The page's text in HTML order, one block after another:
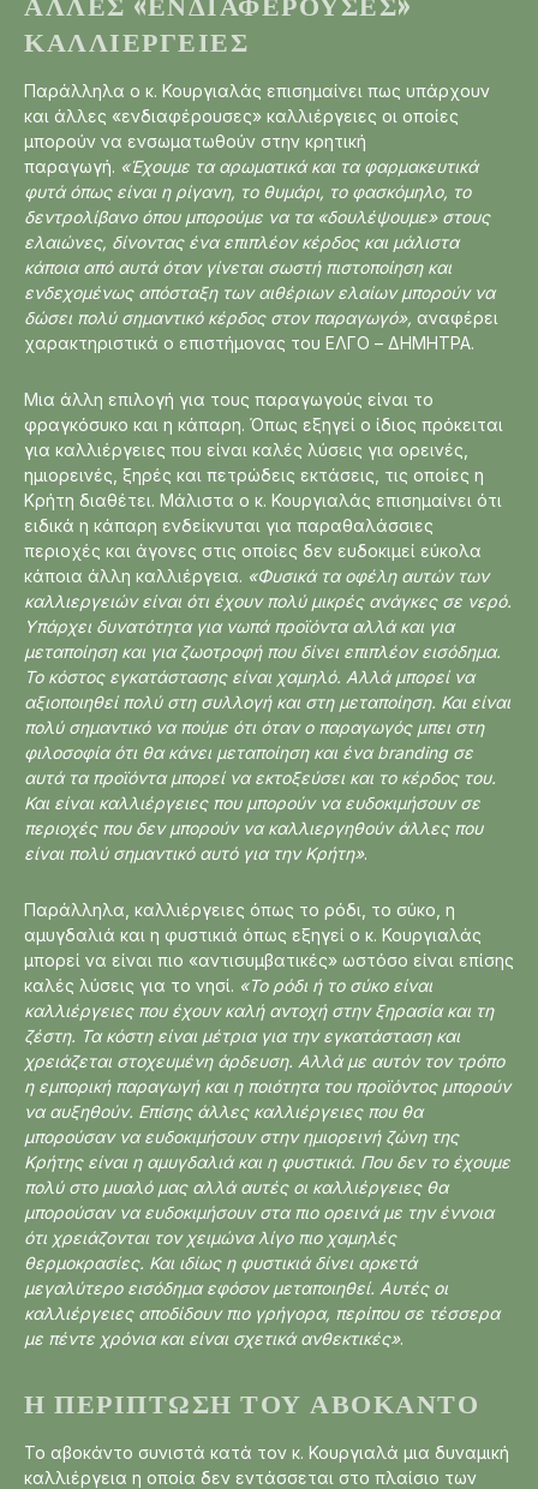
ΚΑΛΛΙΈΡΓΕΙΕΣ
Παράλληλα ο κ. Κουργιαλάς επισημαίνει πως υπάρχουν
και άλλες «ενδιαφέρουσες» καλλιέργειες οι οποίες
μπορούν να ενσωματωθούν στην κρητική
παραγωγή. «Έχουμε τα αρωματικά και τα φαρμακευτικά
φυτά όπως είναι η ρίγανη, το θυμάρι, το φασκόμηλο, το
δεντρολίβανο όπου μπορούμε να τα «δουλέψουμε» στους
ελαιώνες, δίνοντας ένα επιπλέον κέρδος και μάλιστα
κάποια από αυτά όταν γίνεται σωστή πιστοποίηση και
ενδεχομένως απόσταξη των αιθέριων ελαίων μπορούν να
δώσει πολύ σημαντικό κέρδος στον παραγωγό», αναφέρει
χαρακτηριστικά ο επιστήμονας του ΕΛΓΟ – ΔΗΜΗΤΡΑ.
Μια άλλη επιλογή για τους παραγωγούς είναι το
φραγκόσυκο και η κάπαρη. Όπως εξηγεί ο ίδιος πρόκειται
για καλλιέργειες που είναι καλές λύσεις για ορεινές,
ημιορεινές, ξηρές και πετρώδεις εκτάσεις, τις οποίες η
Κρήτη διαθέτει. Μάλιστα ο κ. Κουργιαλάς επισημαίνει ότι
ειδικά η κάπαρη ενδείκνυται για παραθαλάσσιες
περιοχές και άγονες στις οποίες δεν ευδοκιμεί εύκολα
κάποια άλλη καλλιέργεια. «Φυσικά τα οφέλη αυτών των
καλλιεργειών είναι ότι έχουν πολύ μικρές ανάγκες σε νερό.
Υπάρχει δυνατότητα για νωπά προϊόντα αλλά και για
μεταποίηση και για ζωοτροφή που δίνει επιπλέον εισόδημα.
Το κόστος εγκατάστασης είναι χαμηλό. Αλλά μπορεί να
αξιοποιηθεί πολύ στη συλλογή και στη μεταποίηση. Και είναι
πολύ σημαντικό να πούμε ότι όταν ο παραγωγός μπει στη
φιλοσοφία ότι θα κάνει μεταποίηση και ένα branding σε
αυτά τα προϊόντα μπορεί να εκτοξεύσει και το κέρδος του.
Και είναι καλλιέργειες που μπορούν να ευδοκιμήσουν σε
περιοχές που δεν μπορούν να καλλιεργηθούν άλλες που
είναι πολύ σημαντικό αυτό για την Κρήτη».
Παράλληλα, καλλιέργειες όπως το ρόδι, το σύκο, η
αμυγδαλιά και η φυστικιά όπως εξηγεί ο κ. Κουργιαλάς
μπορεί να είναι πιο «αντισυμβατικές» ωστόσο είναι επίσης
καλές λύσεις για το νησί. «Το ρόδι ή το σύκο είναι
καλλιέργειες που έχουν καλή αντοχή στην ξηρασία και τη
ζέστη. Τα κόστη είναι μέτρια για την εγκατάσταση και
χρειάζεται στοχευμένη άρδευση. Αλλά με αυτόν τον τρόπο
η εμπορική παραγωγή και η ποιότητα του προϊόντος μπορούν
να αυξηθούν. Επίσης άλλες καλλιέργειες που θα
μπορούσαν να ευδοκιμήσουν στην ημιορεινή ζώνη της
Κρήτης είναι η αμυγδαλιά και η φυστικιά. Που δεν το έχουμε
πολύ στο μυαλό μας αλλά αυτές οι καλλιέργειες θα
μπορούσαν να ευδοκιμήσουν στα πιο ορεινά με την έννοια
ότι χρειάζονται τον χειμώνα λίγο πιο χαμηλές
θερμοκρασίες. Και ιδίως η φυστικιά δίνει αρκετά
μεγαλύτερο εισόδημα εφόσον μεταποιηθεί. Αυτές οι
καλλιέργειες αποδίδουν πιο γρήγορα, περίπου σε τέσσερα
με πέντε χρόνια και είναι σχετικά ανθεκτικές».
Η ΠΕΡΊΠΤΩΣΗ ΤΟΥ ΑΒΟΚΆΝΤΟ
Το αβοκάντο συνιστά κατά τον κ. Κουργιαλά μια δυναμική
καλλιέργεια η οποία δεν εντάσσεται στο πλαίσιο των